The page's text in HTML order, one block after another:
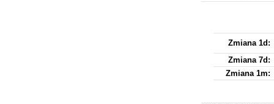
Zmiana 1d:
Zmiana 7d:
Zmiana 1m: